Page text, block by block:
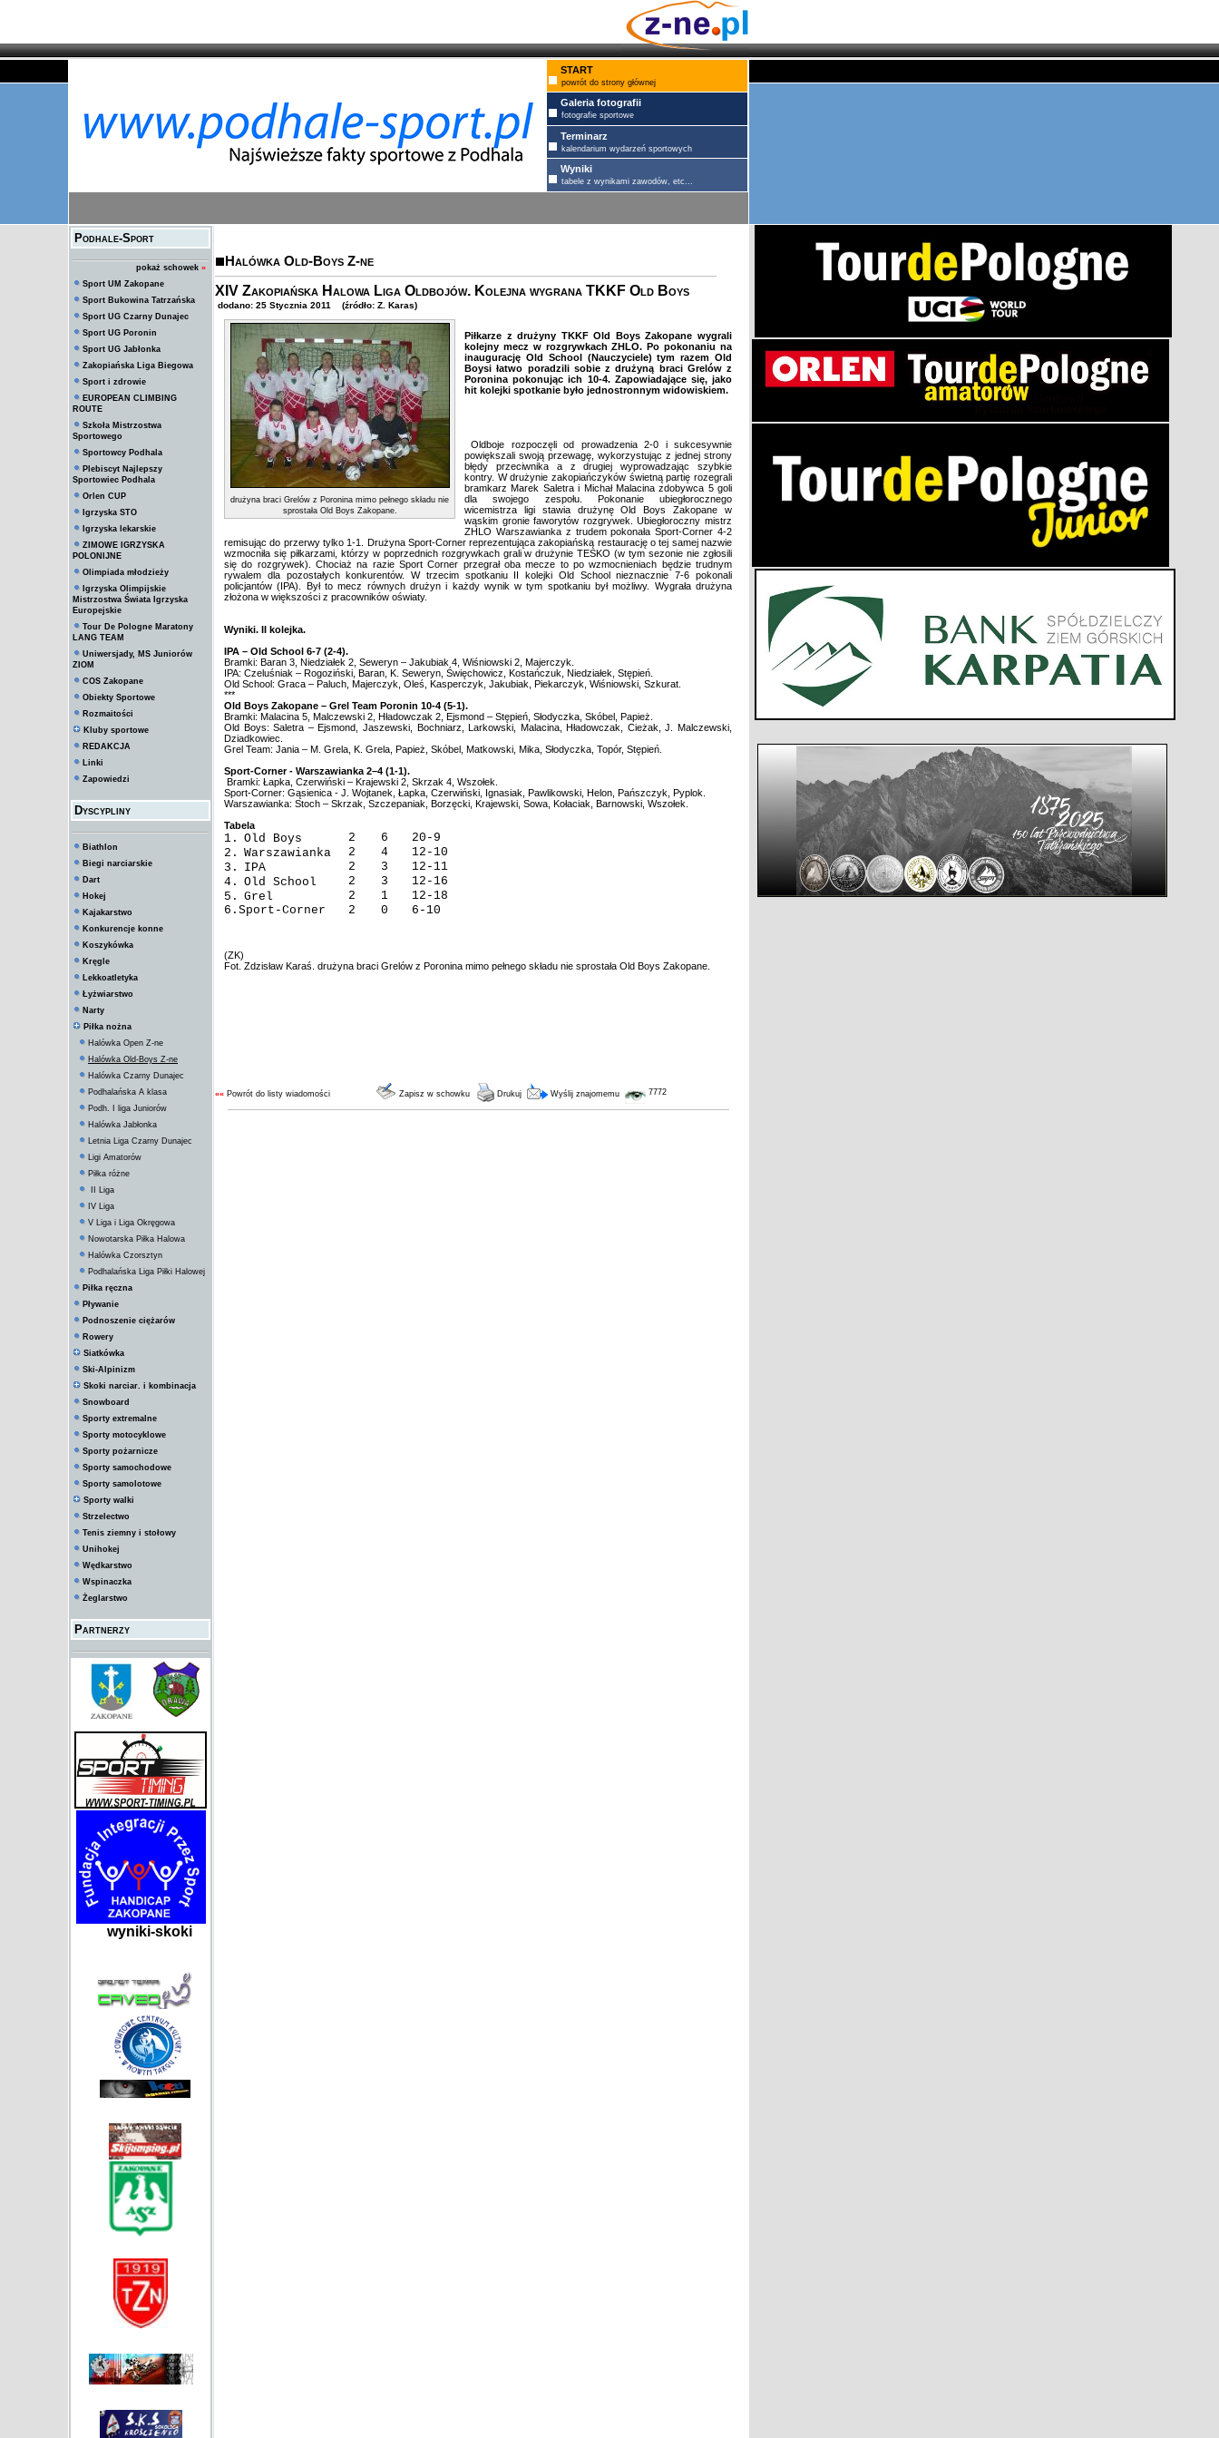
START
powrót do strony głównej
Galeria fotografii
fotografie sportowe
Terminarz
kalendarium wydarzeń sportowych
Wyniki
tabele z wynikami zawodów, etc...
Podhale-Sport
pokaż schowek »
Sport UM Zakopane
Sport Bukowina Tatrzańska
Sport UG Czarny Dunajec
Sport UG Poronin
Sport UG Jabłonka
Zakopiańska Liga Biegowa
Sport i zdrowie
EUROPEAN CLIMBING
ROUTE
Szkoła Mistrzostwa
Sportowego
Sportowcy Podhala
Plebiscyt Najlepszy
Sportowiec Podhala
Orlen CUP
Igrzyska STO
Igrzyska lekarskie
ZIMOWE IGRZYSKA
POLONIJNE
Olimpiada młodzieży
Igrzyska Olimpijskie
Mistrzostwa Świata Igrzyska
Europejskie
Tour De Pologne Maratony
LANG TEAM
Uniwersjady, MS Juniorów
ZIOM
COS Zakopane
Obiekty Sportowe
Rozmaitości
Kluby sportowe
REDAKCJA
Linki
Zapowiedzi
Dyscypliny
Biathlon
Biegi narciarskie
Dart
Hokej
Kajakarstwo
Konkurencje konne
Koszykówka
Kręgle
Lekkoatletyka
Łyżwiarstwo
Narty
Piłka nożna
Halówka Open Z-ne
Halówka Old-Boys Z-ne
Halówka Czarny Dunajec
Podhalańska A klasa
Podh. I liga Juniorów
Halówka Jabłonka
Letnia Liga Czarny Dunajec
Ligi Amatorów
Piłka różne
II Liga
IV Liga
V Liga i Liga Okręgowa
Nowotarska Piłka Halowa
Halówka Czorsztyn
Podhalańska Liga Piłki Halowej
Piłka ręczna
Pływanie
Podnoszenie ciężarów
Rowery
Siatkówka
Ski-Alpinizm
Skoki narciar. i kombinacja
Snowboard
Sporty extremalne
Sporty motocyklowe
Sporty pożarnicze
Sporty samochodowe
Sporty samolotowe
Sporty walki
Strzelectwo
Tenis ziemny i stołowy
Unihokej
Wędkarstwo
Wspinaczka
Żeglarstwo
Partnerzy
wyniki-skoki
Halówka Old-Boys Z-ne
XIV Zakopiańska Halowa Liga Oldbojów. Kolejna wygrana TKKF Old Boys
dodano: 25 Stycznia 2011 (źródło: Z. Karas)
drużyna braci Grelów z Poronina mimo pełnego składu nie
sprostała Old Boys Zakopane.
Piłkarze z drużyny TKKF Old Boys Zakopane wygrali
kolejny mecz w rozgrywkach ZHLO. Po pokonaniu na
inaugurację Old School (Nauczyciele) tym razem Old
Boysi łatwo poradzili sobie z drużyną braci Grelów z
Poronina pokonując ich 10-4. Zapowiadające się, jako
hit kolejki spotkanie było jednostronnym widowiskiem.
Oldboje rozpoczęli od prowadzenia 2-0 i sukcesywnie
powiększali swoją przewagę, wykorzystując z jednej strony
błędy przeciwnika a z drugiej wyprowadzając szybkie
kontry. W drużynie zakopiańczyków świetną partię rozegrali
bramkarz Marek Saletra i Michał Malacina zdobywca 5 goli
dla swojego zespołu. Pokonanie ubiegłorocznego
wicemistrza ligi stawia drużynę Old Boys Zakopane w
wąskim gronie faworytów rozgrywek. Ubiegłoroczny mistrz
ZHLO Warszawianka z trudem pokonała Sport-Corner 4-2
remisując do przerwy tylko 1-1. Drużyna Sport-Corner reprezentująca zakopiańską restaurację o tej samej nazwie
wzmocniła się piłkarzami, którzy w poprzednich rozgrywkach grali w drużynie TESKO (w tym sezonie nie zgłosili
się do rozgrywek). Chociaż na razie Sport Corner przegrał oba mecze to po wzmocnieniach będzie trudnym
rywalem dla pozostałych konkurentów. W trzecim spotkaniu II kolejki Old School nieznacznie 7-6 pokonali
policjantów (IPA). Był to mecz równych drużyn i każdy wynik w tym spotkaniu był możliwy. Wygrała drużyna
złożona w większości z pracowników oświaty.
Wyniki. II kolejka.
IPA – Old School 6-7 (2-4).
Bramki: Baran 3, Niedziałek 2, Seweryn – Jakubiak 4, Wiśniowski 2, Majerczyk.
IPA: Czeluśniak – Rogoziński, Baran, K. Seweryn, Święchowicz, Kostańczuk, Niedziałek, Stępień.
Old School: Graca – Paluch, Majerczyk, Oleś, Kasperczyk, Jakubiak, Piekarczyk, Wiśniowski, Szkurat.
***
Old Boys Zakopane – Grel Team Poronin 10-4 (5-1).
Bramki: Malacina 5, Malczewski 2, Hładowczak 2, Ejsmond – Stępień, Słodyczka, Skóbel, Papież.
Old Boys: Saletra – Ejsmond, Jaszewski, Bochniarz, Larkowski, Malacina, Hładowczak, Cieżak, J. Malczewski,
Dziadkowiec.
Grel Team: Jania – M. Grela, K. Grela, Papież, Skóbel, Matkowski, Mika, Słodyczka, Topór, Stępień.
Sport-Corner - Warszawianka 2–4 (1-1).
Bramki: Łapka, Czerwiński – Krajewski 2, Skrzak 4, Wszołek.
Sport-Corner: Gąsienica - J. Wojtanek, Łapka, Czerwiński, Ignasiak, Pawlikowski, Helon, Pańszczyk, Pyplok.
Warszawianka: Stoch – Skrzak, Szczepaniak, Borzęcki, Krajewski, Sowa, Kołaciak, Barnowski, Wszołek.
Tabela
1. Old Boys 2 6
20-9
2. Warszawianka 2 4
12-10
3.
IPA 2 3
12-11
4. Old School 2 3
12-16
5. Grel 2 1
12-18
6.Sport-Corner
2 0 6-10
(ZK)
Fot. Zdzisław Karaś. drużyna braci Grelów z Poronina mimo pełnego składu nie sprostała Old Boys Zakopane.
«« Powrót do listy wiadomości Zapisz w schowku Drukuj Wyślij znajomemu 7772